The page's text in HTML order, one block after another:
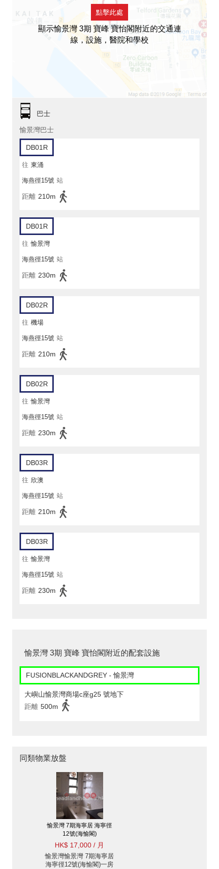
點擊此處
顯示愉景灣 3期 寶峰 寶怡閣附近的交通連
線，設施，醫院和學校
巴士
愉景灣巴士
DB01R
往 東涌
海燕徑15號 站
距離 210m
DB01R
往 愉景灣
海燕徑15號 站
距離 230m
DB02R
往 機場
海燕徑15號 站
距離 210m
DB02R
往 愉景灣
海燕徑15號 站
距離 230m
DB03R
往 欣澳
海燕徑15號 站
距離 210m
DB03R
往 愉景灣
海燕徑15號 站
距離 230m
愉景灣 3期 寶峰 寶怡閣附近的配套設施
FUSIONBLACKANDGREY - 愉景灣
大嶼山愉景灣商場c座g25 號地下
距離 500m
同類物業放盤
愉景灣 7期海寧居 海寧徑
12號(海愉閣)
HK$ 17,000 / 月
愉景灣愉景灣 7期海寧居
海寧徑12號(海愉閣)一房